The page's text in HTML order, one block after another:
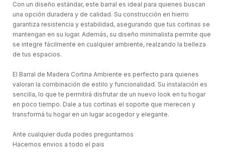
Con un diseño estándar, este barral es ideal para quienes buscan
una opción duradera y de calidad. Su construcción en hierro
garantiza resistencia y estabilidad, asegurando que tus cortinas se
mantengan en su lugar. Además, su diseño minimalista permite que
se integre fácilmente en cualquier ambiente, realzando la belleza
de tus espacios.
El Barral de Madera Cortina Ambiente es perfecto para quienes
valoran la combinación de estilo y funcionalidad. Su instalación es
sencilla, lo que te permitirá disfrutar de un nuevo look en tu hogar
en poco tiempo. Dale a tus cortinas el soporte que merecen y
transformá tu hogar en un lugar acogedor y elegante.
Ante cualquier duda podes preguntarnos
Hacemos envios a todo el pais